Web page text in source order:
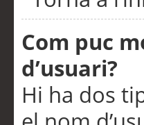
Com puc
d’usuari?
Hi ha dos